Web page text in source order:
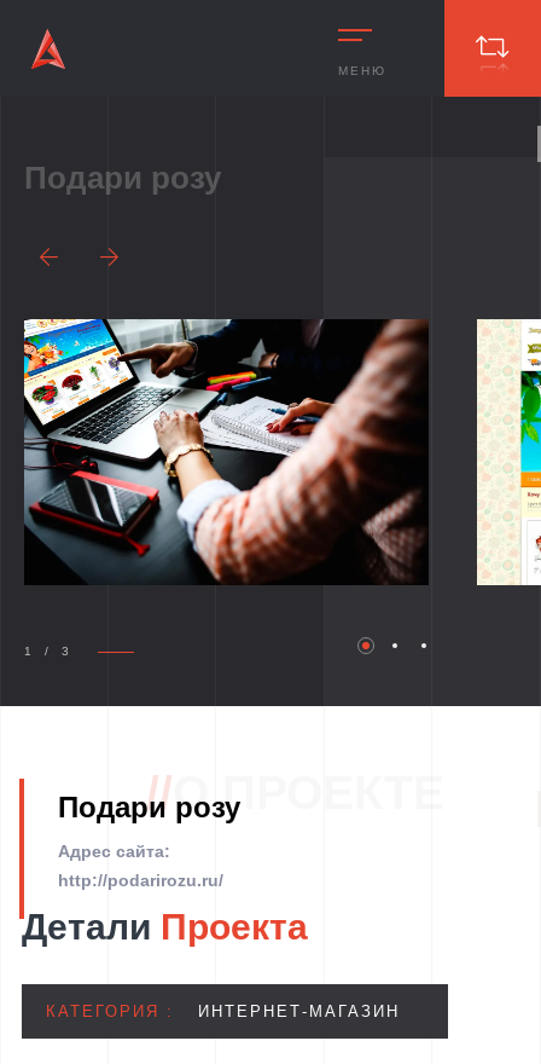
МЕНЮ
Подари розу
1 / 3
//О ПРОЕКТЕ
Подари розу
Адрес сайта:
http://podarirozu.ru/
Детали Проекта
КАТЕГОРИЯ : ИНТЕРНЕТ-МАГАЗИН